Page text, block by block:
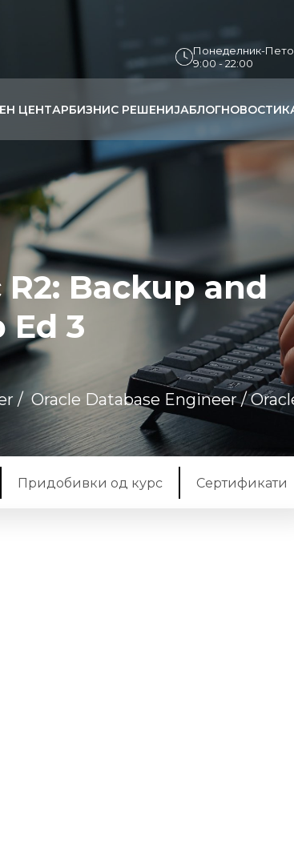
Понеделник-
9:00 - 22:00
ЦЕНТАРБИЗНИС РЕШЕНИЈАБЛОГНОВОСТИ
R2: Backup and
Ed 3
/ Oracle Database Engineer /
Придобивки од курс Сертификати